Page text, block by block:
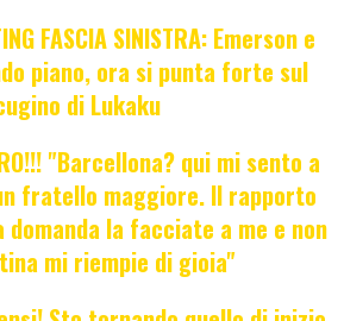
FASCIA SINISTRA: Emerson e
piano, ora si punta forte sul
di Lukaku
"Barcellona? qui mi sento a
fratello maggiore. Il rapporto
domanda la facciate a me e non
mi riempie di gioia"